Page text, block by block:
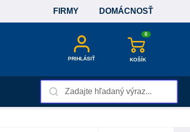
FIRMY DOMÁCNOSŤ
PRIHLÁSIŤ
0
KOŠÍK